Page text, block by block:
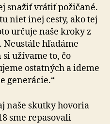
snažiť vrátiť požičané.
niet inej cesty, ako tej
určuje naše kroky z
hľadáme
užívame to, čo
ostatných a ideme
generácie.“
naše skutky hovoria
sme repasovali